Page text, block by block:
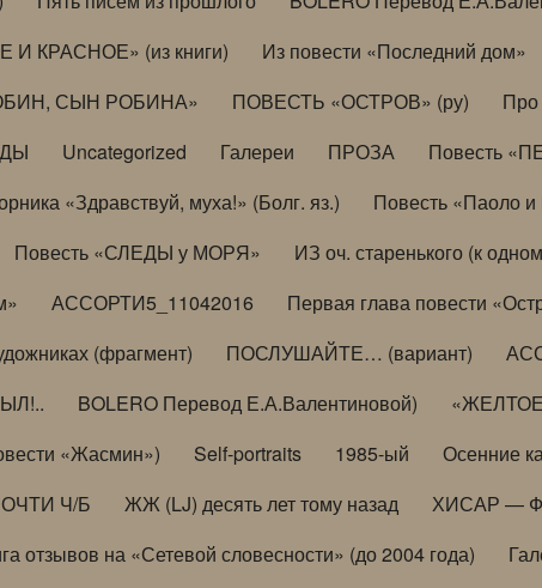
И КРАСНОЕ» (из книги) Из повести «Последний дом»
СЫН РОБИНА» ПОВЕСТЬ «ОСТРОВ» (ру)
Про
Uncategorized Галереи ПРОЗА
Повесть
«Здравствуй, муха!» (Болг. яз.) Повесть «Паоло
Повесть «СЛЕДЫ у МОРЯ» ИЗ оч. старенького (к
АССОРТИ5_11042016
Первая глава повести
(фрагмент) ПОСЛУШАЙТЕ… (вариант)
BOLERO Перевод Е.А.Валентиновой)
«ЖЕЛТОЕ
«Жасмин») Self-portraits 1985-ый Осенние
Ч/Б ЖЖ (LJ) десять лет тому назад
ХИСАР —
отзывов на «Сетевой словесности» (до 2004 года)